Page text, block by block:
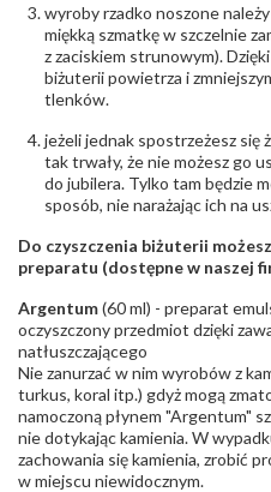
wyroby rzadko noszone
miękką szmatkę w szczelnie
z zaciskiem strunowym).
biżuterii powietrza i
tlenków.
jeżeli jednak spostrzeżesz się
tak trwały, że nie możesz go
do jubilera. Tylko tam będzie
sposób, nie narażając ich na
Do czyszczenia biżuterii
preparatu (dostępne w naszej
Argentum(60 ml) - preparat
oczyszczony przedmiot dzięki
natłuszczającego
Nie zanurzać w nim wyrobów z
turkus, koral itp.) gdyż mogą
namoczoną płynem "Argentum"
nie dotykając kamienia. W
zachowania się kamienia, zrobić
w miejscu niewidocznym.